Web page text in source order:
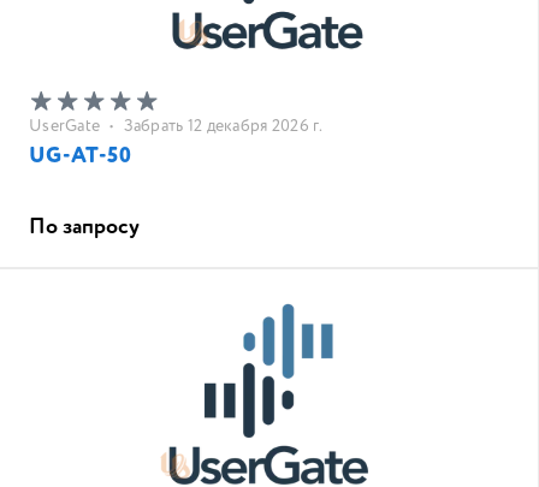
UserGate • Забрать 12 декабря 2026 г.
UG-AT-50
По запросу